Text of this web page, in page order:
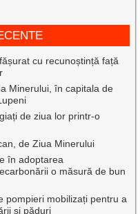
cu recunoștință față
Minerului, în capitala de
de ziua lor printr-o
de Ziua Minerului
în adoptarea
o măsură de bun
pompieri mobilizați pentru a
și păduri